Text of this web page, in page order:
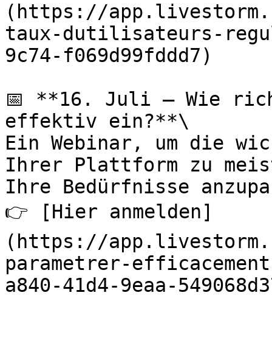
(https://
taux-dutilisateurs-
9c74-f069d99fddd7)
📅 **16. Juli – Wie
effektiv ein?**\
Ein Webinar, um die
Ihrer Plattform zu
Ihre Bedürfnisse
👉 [Hier anmelden]
(https://
parametrer-